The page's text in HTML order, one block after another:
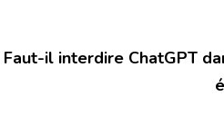
Faut-il interdire ChatGPT